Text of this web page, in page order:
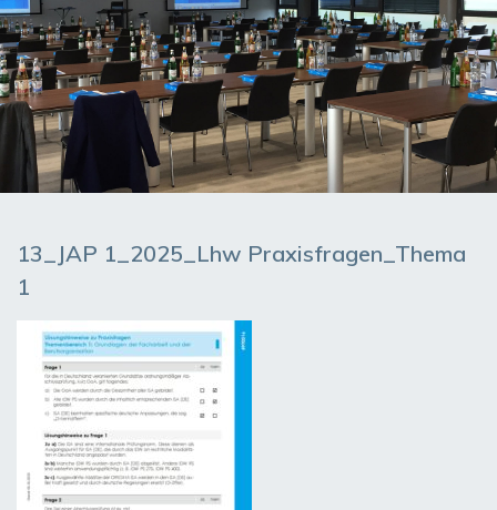
13_JAP 1_2025_Lhw Praxisfragen_Thema
1